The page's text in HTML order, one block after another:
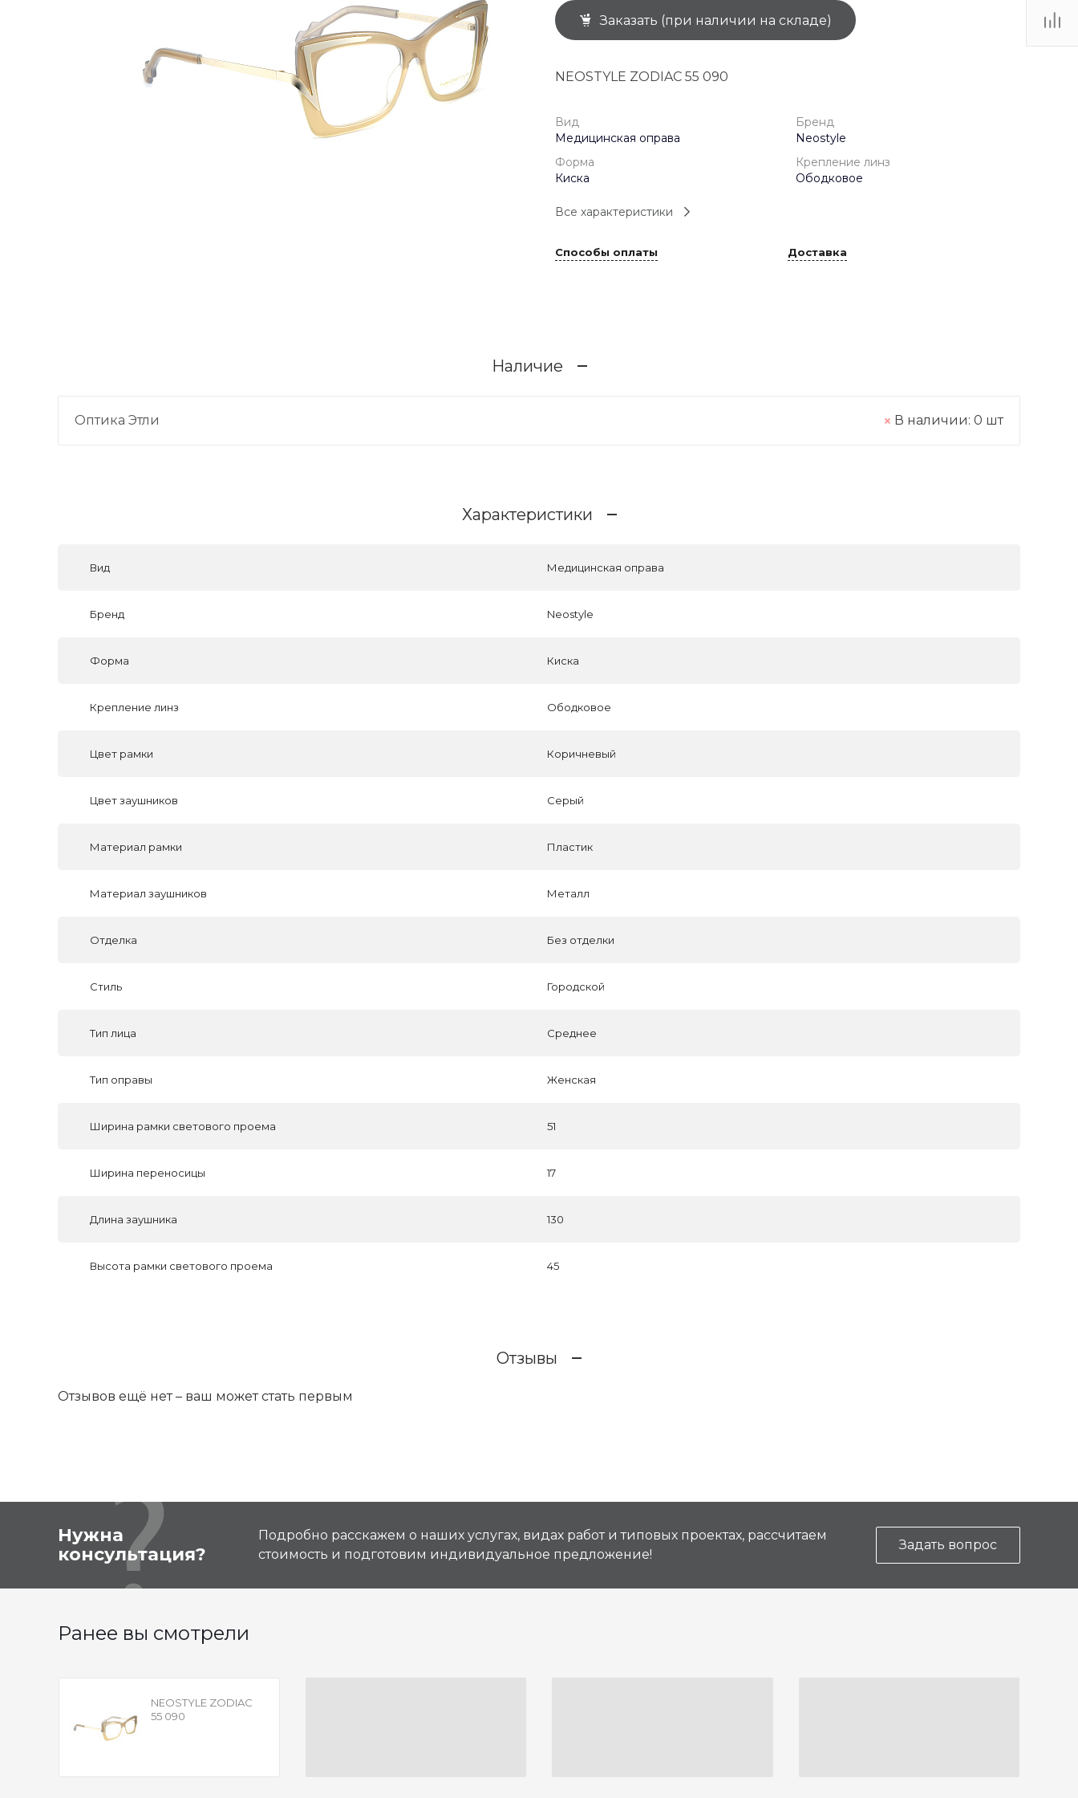
+7 (926) 092 4274
г. Королёв, пр-т
(0-9)
1 мая: 10:00-19:00
9 мая: 10:00-19:00
Заказать (при наличии на складе)
NEOSTYLE ZODIAC 55 090
Вид
Медицинская оправа
Бренд
Neostyle
Форма
Киска
Крепление линз
Ободковое
Все характеристики
Способы оплаты Доставка
Наличие
Оптика Этли В наличии: 0 шт
Характеристики
Вид Медицинская оправа
Бренд Neostyle
Форма Киска
Крепление линз Ободковое
Цвет рамки Коричневый
Цвет заушников Серый
Материал рамки Пластик
Материал заушников Металл
Отделка Без отделки
Стиль Городской
Тип лица Среднее
Тип оправы Женская
Ширина рамки светового проема 51
Ширина переносицы 17
Длина заушника 130
Высота рамки светового проема 45
Отзывы
Отзывов ещё нет – ваш может стать первым
Нужна
консультация?
Подробно расскажем о наших услугах, видах работ и типовых проектах, рассчитаем
стоимость и подготовим индивидуальное предложение!
Задать вопрос
Ранее вы смотрели
NEOSTYLE ZODIAC
55 090